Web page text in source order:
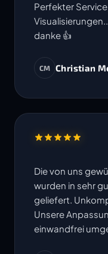
Perfekter
danke 👍
CM Christian
Die von uns
wurden in sehr
geliefert.
Unsere
einwandfrei